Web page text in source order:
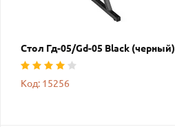
Стол Гд-05/Gd-05 Black (черный)
Код: 15256